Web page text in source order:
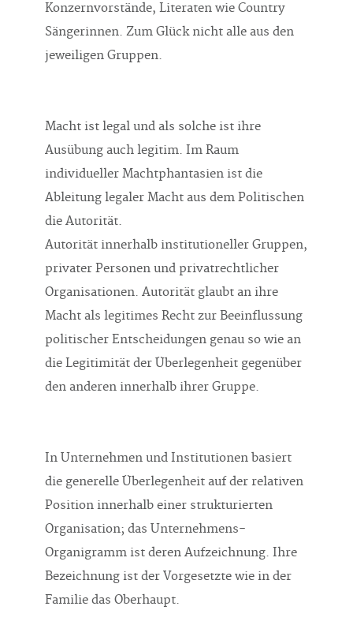
Konzernvorstände, Literaten wie Country
Sängerinnen. Zum Glück nicht alle aus den
jeweiligen Gruppen.
Macht ist legal und als solche ist ihre
Ausübung auch legitim. Im Raum
individueller Machtphantasien ist die
Ableitung legaler Macht aus dem Politischen
die Autorität.
Autorität innerhalb institutioneller Gruppen,
privater Personen und privatrechtlicher
Organisationen. Autorität glaubt an ihre
Macht als legitimes Recht zur Beeinflussung
politischer Entscheidungen genau so wie an
die Legitimität der Überlegenheit gegenüber
den anderen innerhalb ihrer Gruppe.
In Unternehmen und Institutionen basiert
die generelle Überlegenheit auf der relativen
Position innerhalb einer strukturierten
Organisation; das Unternehmens-
Organigramm ist deren Aufzeichnung. Ihre
Bezeichnung ist der Vorgesetzte wie in der
Familie das Oberhaupt.